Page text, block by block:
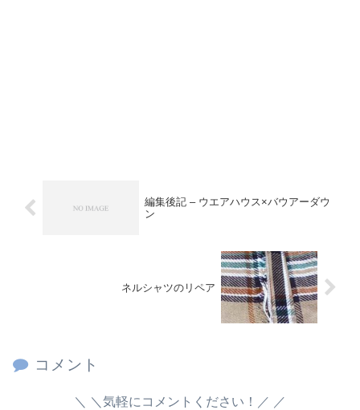
編集後記 – ウエアハウス×バウアーダウ
ン
ネルシャツのリペア
コメント
＼気軽にコメントください！／